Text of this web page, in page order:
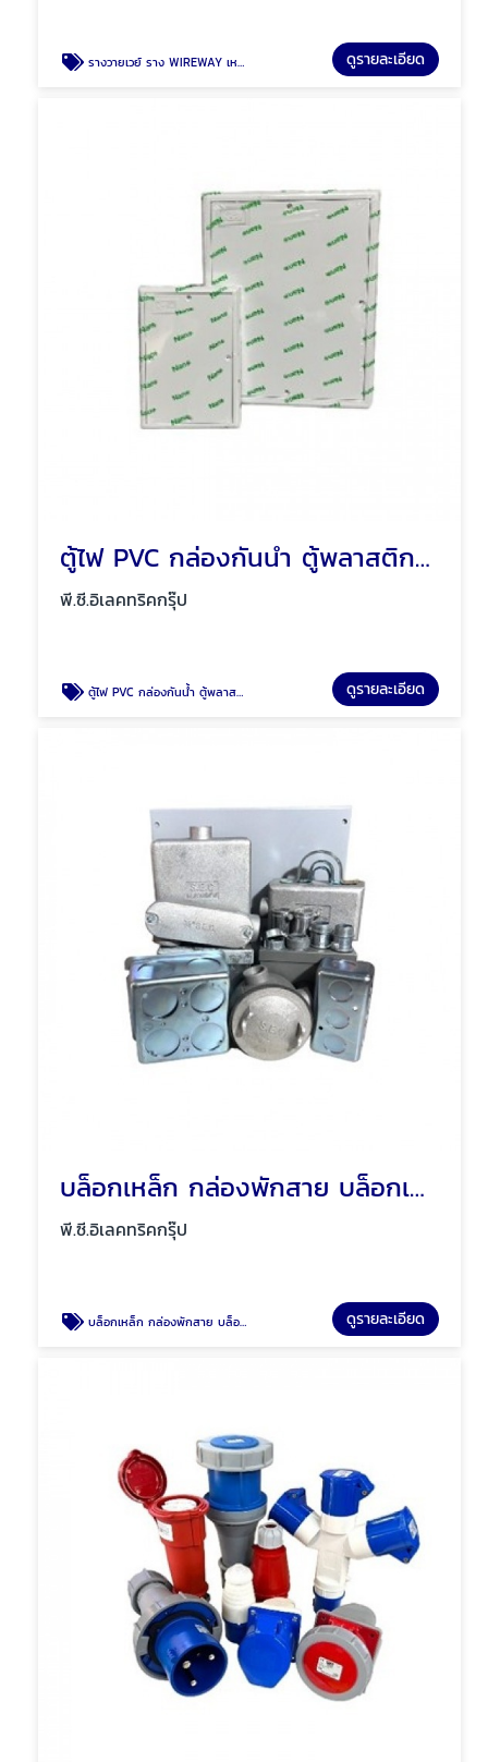
รางวายเวย์ ราง WIREWAY เหล็ก รางเหล็ก พัทยา ชลบุรี ดูรายละเอียด
ตู้ไฟ PVC กล่องกันน้ำ ตู้พลาสติก Mos พัทยา ชลบุรี
พี.ซี.อิเลคทริคกรุ๊ป
ตู้ไฟ PVC กล่องกันน้ำ ตู้พลาสติก Mos พัทยา ชลบุรี ดูรายละเอียด
บล็อกเหล็ก กล่องพักสาย บล็อกเหล็กกันน้ำ พัทยา ชลบุรี
พี.ซี.อิเลคทริคกรุ๊ป
บล็อกเหล็ก กล่องพักสาย บล็อกเหล็กกันน้ำ พัทยา ชลบุรี ดูรายละเอียด